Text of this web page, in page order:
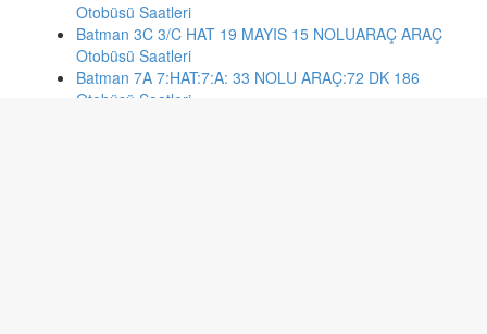
Otobüsü Saatleri
Batman 3C 3/C HAT 19 MAYIS 15 NOLUARAÇ ARAÇ
Otobüsü Saatleri
Batman 7A 7:HAT:7:A: 33 NOLU ARAÇ:72 DK 186
Otobüsü Saatleri